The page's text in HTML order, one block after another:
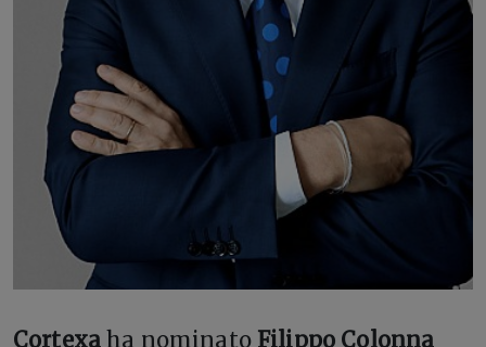
Cortexa ha nominato Filippo Colonna